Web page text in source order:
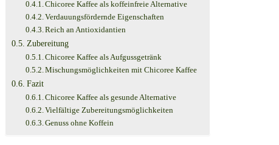
Chicoree Kaffee als koffeinfreie Alternative
Verdauungsfördernde Eigenschaften
Reich an Antioxidantien
Zubereitung
Chicoree Kaffee als Aufgussgetränk
Mischungsmöglichkeiten mit Chicoree Kaffee
Fazit
Chicoree Kaffee als gesunde Alternative
Vielfältige Zubereitungsmöglichkeiten
Genuss ohne Koffein